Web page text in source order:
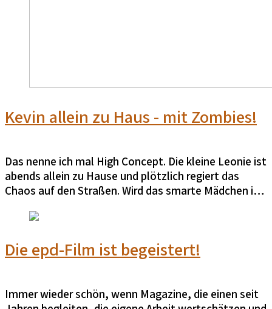
Kevin allein zu Haus - mit Zombies!
Das nenne ich mal High Concept. Die kleine Leonie ist
abends allein zu Hause und plötzlich regiert das
Chaos auf den Straßen. Wird das smarte Mädchen ihr
Die epd-Film ist begeistert!
Immer wieder schön, wenn Magazine, die einen seit